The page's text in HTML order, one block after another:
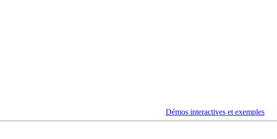
Démos interactives et exemples